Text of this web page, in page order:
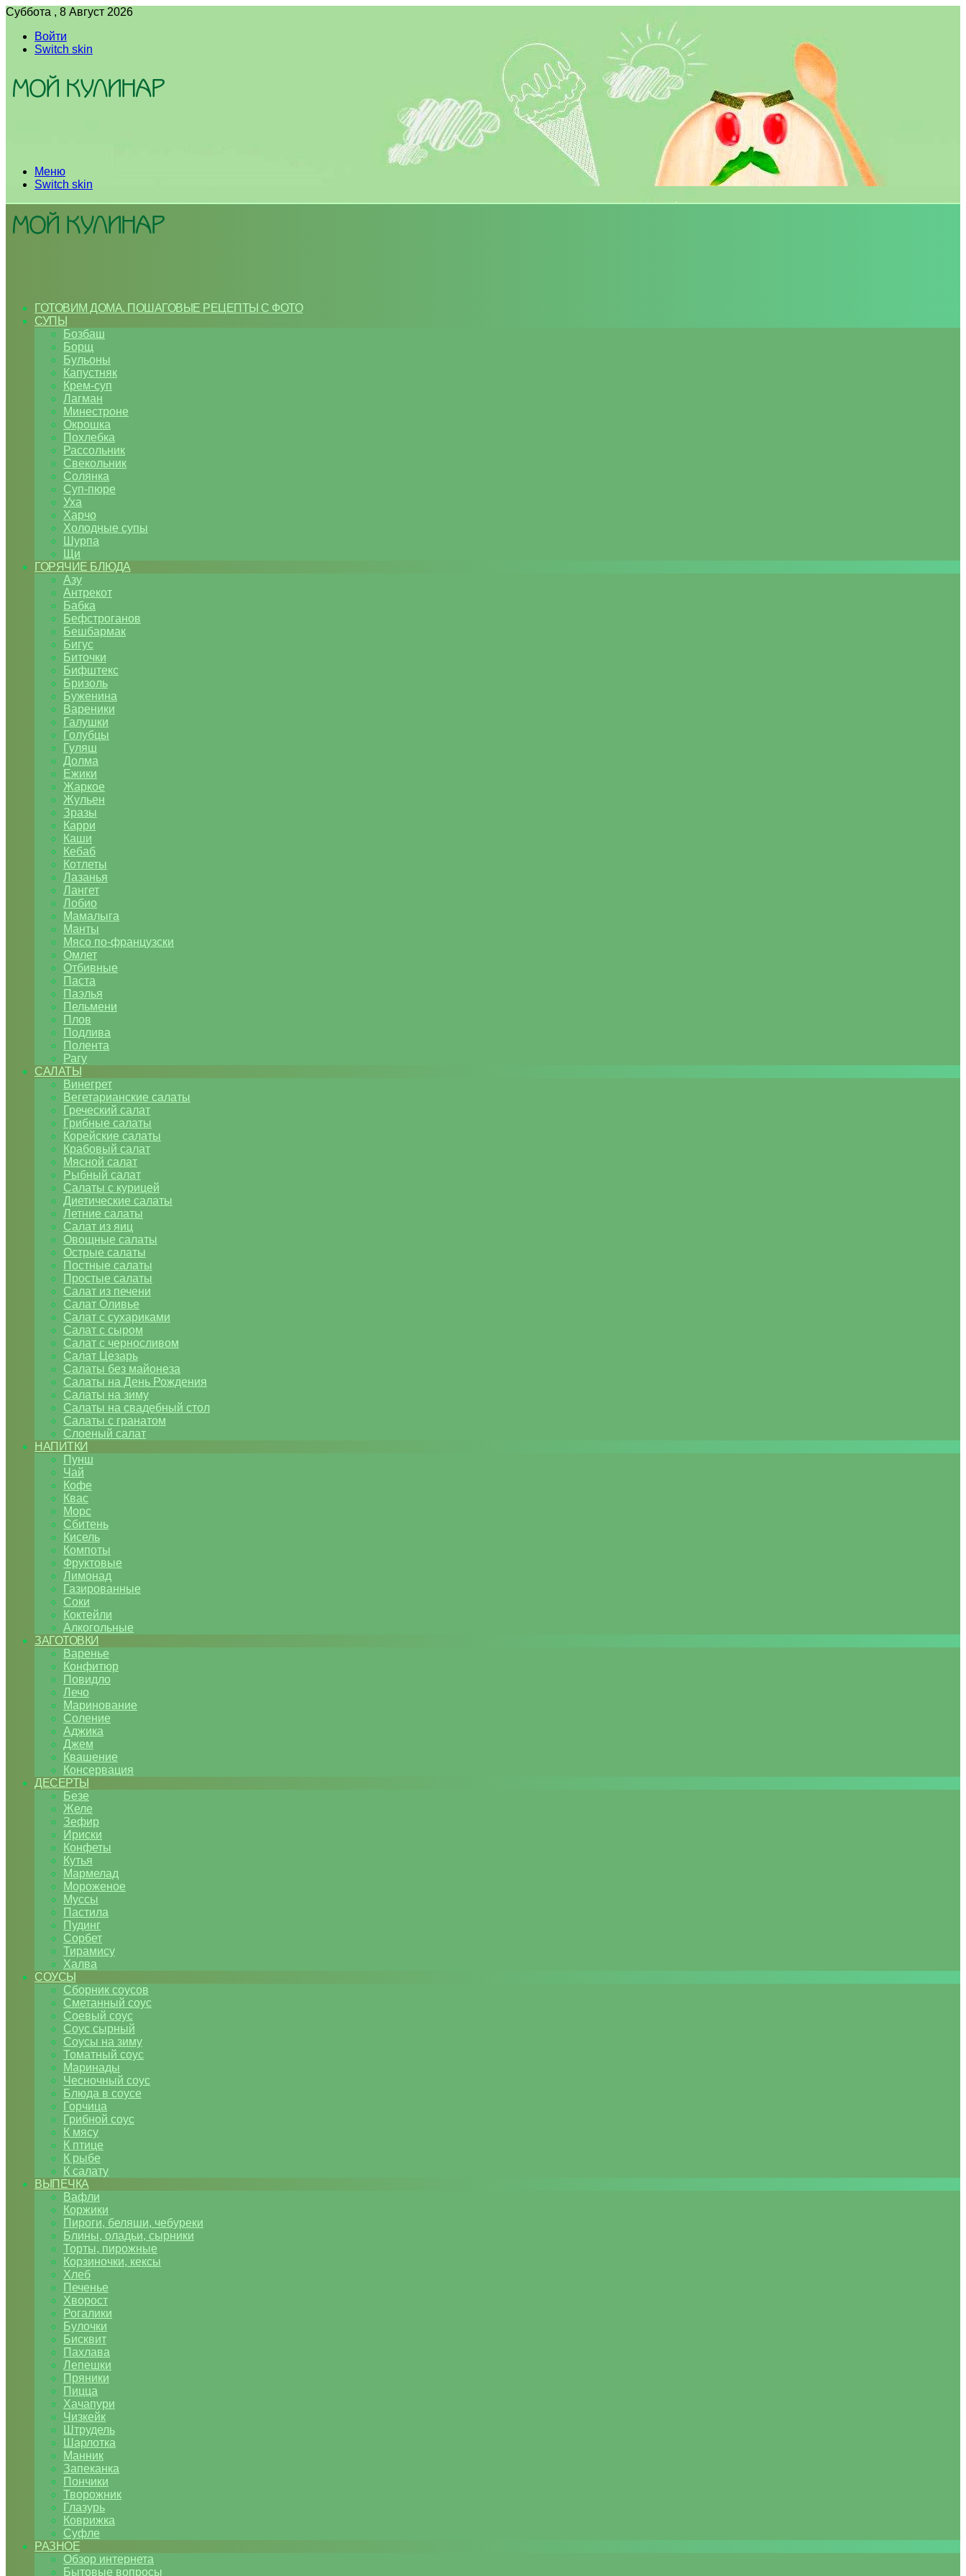
Суббота , 8 Август 2026
Войти
Switch skin
Меню
Switch skin
ГОТОВИМ ДОМА. ПОШАГОВЫЕ РЕЦЕПТЫ С ФОТО
СУПЫ
Бозбаш
Борщ
Бульоны
Капустняк
Крем-суп
Лагман
Минестроне
Окрошка
Похлебка
Рассольник
Свекольник
Солянка
Суп-пюре
Уха
Харчо
Холодные супы
Шурпа
Щи
ГОРЯЧИЕ БЛЮДА
Азу
Антрекот
Бабка
Бефстроганов
Бешбармак
Бигус
Биточки
Бифштекс
Бризоль
Буженина
Вареники
Галушки
Голубцы
Гуляш
Долма
Ежики
Жаркое
Жульен
Зразы
Карри
Каши
Кебаб
Котлеты
Лазанья
Лангет
Лобио
Мамалыга
Манты
Мясо по-французски
Омлет
Отбивные
Паста
Паэлья
Пельмени
Плов
Подлива
Полента
Рагу
САЛАТЫ
Винегрет
Вегетарианские салаты
Греческий салат
Грибные салаты
Корейские салаты
Крабовый салат
Мясной салат
Рыбный салат
Салаты с курицей
Диетические салаты
Летние салаты
Салат из яиц
Овощные салаты
Острые салаты
Постные салаты
Простые салаты
Салат из печени
Салат Оливье
Салат с сухариками
Салат с сыром
Салат с черносливом
Салат Цезарь
Салаты без майонеза
Салаты на День Рождения
Салаты на зиму
Салаты на свадебный стол
Салаты с гранатом
Слоеный салат
НАПИТКИ
Пунш
Чай
Кофе
Квас
Морс
Сбитень
Кисель
Компоты
Фруктовые
Лимонад
Газированные
Соки
Коктейли
Алкогольные
ЗАГОТОВКИ
Варенье
Конфитюр
Повидло
Лечо
Маринование
Соление
Аджика
Джем
Квашение
Консервация
ДЕСЕРТЫ
Безе
Желе
Зефир
Ириски
Конфеты
Кутья
Мармелад
Мороженое
Муссы
Пастила
Пудинг
Сорбет
Тирамису
Халва
СОУСЫ
Сборник соусов
Сметанный соус
Соевый соус
Соус сырный
Соусы на зиму
Томатный соус
Маринады
Чесночный соус
Блюда в соусе
Горчица
Грибной соус
К мясу
К птице
К рыбе
К салату
ВЫПЕЧКА
Вафли
Коржики
Пироги, беляши, чебуреки
Блины, оладьи, сырники
Торты, пирожные
Корзиночки, кексы
Хлеб
Печенье
Хворост
Рогалики
Булочки
Бисквит
Пахлава
Лепешки
Пряники
Пицца
Хачапури
Чизкейк
Штрудель
Шарлотка
Манник
Запеканка
Пончики
Творожник
Глазурь
Коврижка
Суфле
РАЗНОЕ
Обзор интернета
Бытовые вопросы